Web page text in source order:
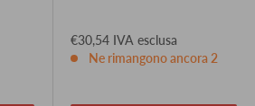
€30,54 IVA esclusa
Ne rimangono ancora 2